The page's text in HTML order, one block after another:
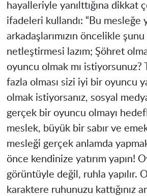
hayalleriyle yanılttığına dikkat
ifadeleri kullandı: “Bu mesleğe
arkadaşlarımızın öncelikle şunu
netleştirmesi lazım; Şöhret
oyuncu olmak mı istiyorsunuz?
fazla olması sizi iyi bir oyuncu
olmak istiyorsanız, sosyal
gerçek bir oyuncu olmayı
meslek, büyük bir sabır ve
mesleği gerçek anlamda
önce kendinize yatırım yapın!
görüntüyle değil, ruhla yapılır.
karaktere ruhunuzu kattığınız